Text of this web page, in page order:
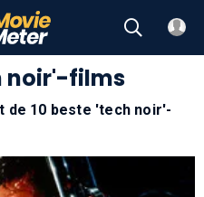
noir'-films
de 10 beste 'tech noir'-